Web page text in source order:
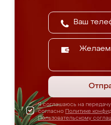
Я соглашаюсь на
согласно Политике
Пользовательскому